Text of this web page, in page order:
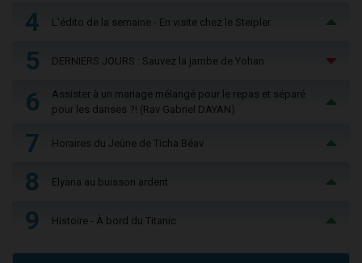
4 L'édito de la semaine - En visite chez le Steipler
5 DERNIERS JOURS : Sauvez la jambe de Yohan
6
Assister à un mariage mélangé pour le repas et séparé
pour les danses ?! (Rav Gabriel DAYAN)
7 Horaires du Jeûne de Ticha Béav
8 Elyana au buisson ardent
9 Histoire - À bord du Titanic